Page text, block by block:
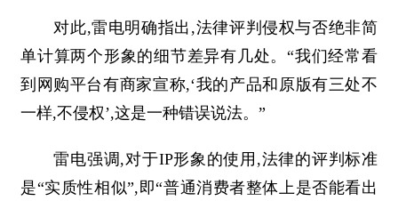
对此,雷电明确指出,法律评判侵权与否绝非简
单计算两个形象的细节差异有几处。“我们经常看
到网购平台有商家宣称,‘我的产品和原版有三处不
一样,不侵权’,这是一种错误说法。”
雷电强调,对于IP形象的使用,法律的评判标准
是“实质性相似”,即“普通消费者整体上是否能看出